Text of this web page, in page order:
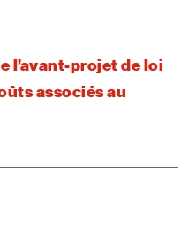
l’avant-projet de loi
associés au